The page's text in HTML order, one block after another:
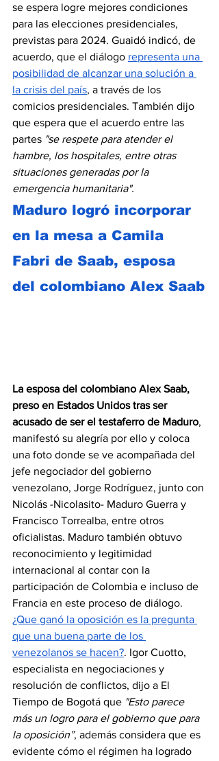
se espera logre mejores condiciones
para las elecciones presidenciales,
previstas para 2024. Guaidó indicó, de
acuerdo, que el diálogo representa una
posibilidad de alcanzar una solución a
la crisis del país, a través de los
comicios presidenciales. También dijo
que espera que el acuerdo entre las
partes "se respete para atender el
hambre, los hospitales, entre otras
situaciones generadas por la
emergencia humanitaria".
Maduro logró incorporar
en la mesa a Camila
Fabri de Saab, esposa
del colombiano Alex Saab
La esposa del colombiano Alex Saab,
preso en Estados Unidos tras ser
acusado de ser el testaferro de Maduro,
manifestó su alegría por ello y coloca
una foto donde se ve acompañada del
jefe negociador del gobierno
venezolano, Jorge Rodríguez, junto con
Nicolás -Nicolasito- Maduro Guerra y
Francisco Torrealba, entre otros
oficialistas. Maduro también obtuvo
reconocimiento y legitimidad
internacional al contar con la
participación de Colombia e incluso de
Francia en este proceso de diálogo.
¿Que ganó la oposición es la pregunta
que una buena parte de los
venezolanos se hacen?. Igor Cuotto,
especialista en negociaciones y
resolución de conflictos, dijo a El
Tiempo de Bogotá que "Esto parece
más un logro para el gobierno que para
la oposición”, además considera que es
evidente cómo el régimen ha logrado